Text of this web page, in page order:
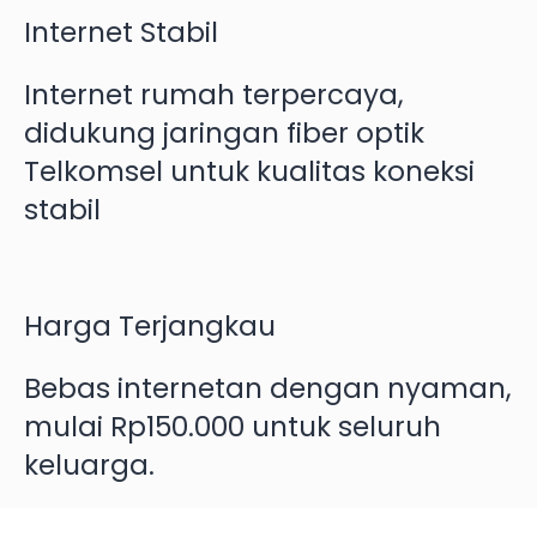
Internet Stabil
Internet rumah terpercaya,
didukung jaringan fiber optik
Telkomsel untuk kualitas koneksi
stabil
Harga Terjangkau
Bebas internetan dengan nyaman,
mulai Rp150.000 untuk seluruh
keluarga.